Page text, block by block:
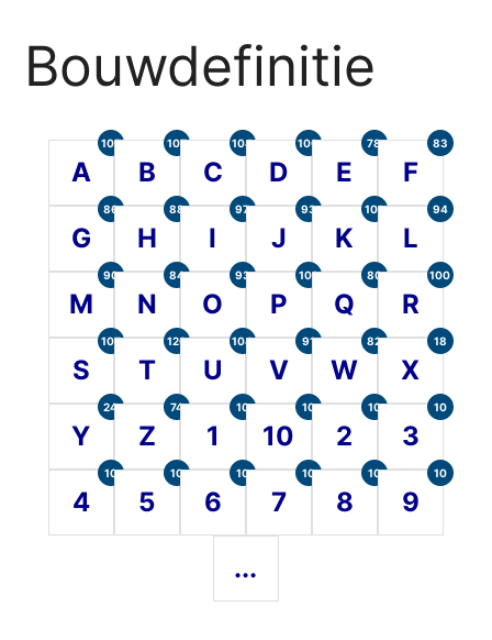
Bouwdefinitie
A
105
B
107
C
104
D
100
E
78
F
83
G
86
H
88
I
97
J
93
K
101
L
94
M
90
N
84
O
93
P
101
Q
80
R
100
S
107
T
120
U
104
V
91
W
82
X
18
Y
24
Z
74
1
10
10
10
2
10
3
10
4
10
5
10
6
10
7
10
8
10
9
10
...